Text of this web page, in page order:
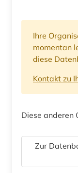
Ihre
momentan
diese
Kontakt zu
Diese anderen
Zur